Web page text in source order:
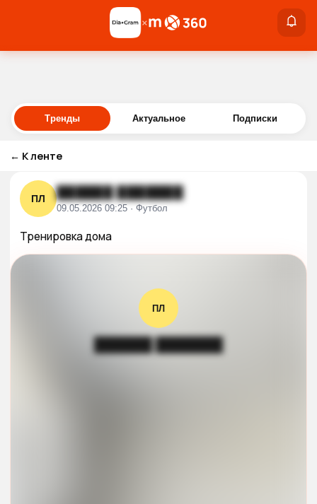
Войти
×
Тренды Актуальное Подписки
← К ленте
ПЛ ██████ ███████
09.05.2026 09:25 · Футбол
Тренировка дома
ПЛ
██████ ███████